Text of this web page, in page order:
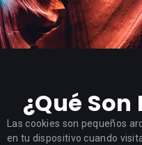
¿Qué Son
Las cookies son pequeños
en tu dispositivo cuando